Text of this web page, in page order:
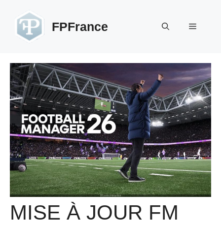
contenu
FPFrance Menu
MISE À JOUR FM